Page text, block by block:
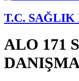
T.C.
ALO 171